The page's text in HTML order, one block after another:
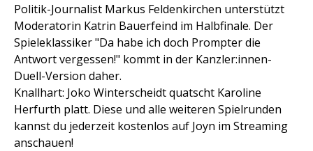
Politik-Journalist Markus Feldenkirchen unterstützt
Moderatorin Katrin Bauerfeind im Halbfinale. Der
Spieleklassiker "Da habe ich doch Prompter die
Antwort vergessen!" kommt in der Kanzler:innen-
Duell-Version daher.
Knallhart: Joko Winterscheidt quatscht Karoline
Herfurth platt. Diese und alle weiteren Spielrunden
kannst du jederzeit kostenlos auf Joyn im Streaming
anschauen!